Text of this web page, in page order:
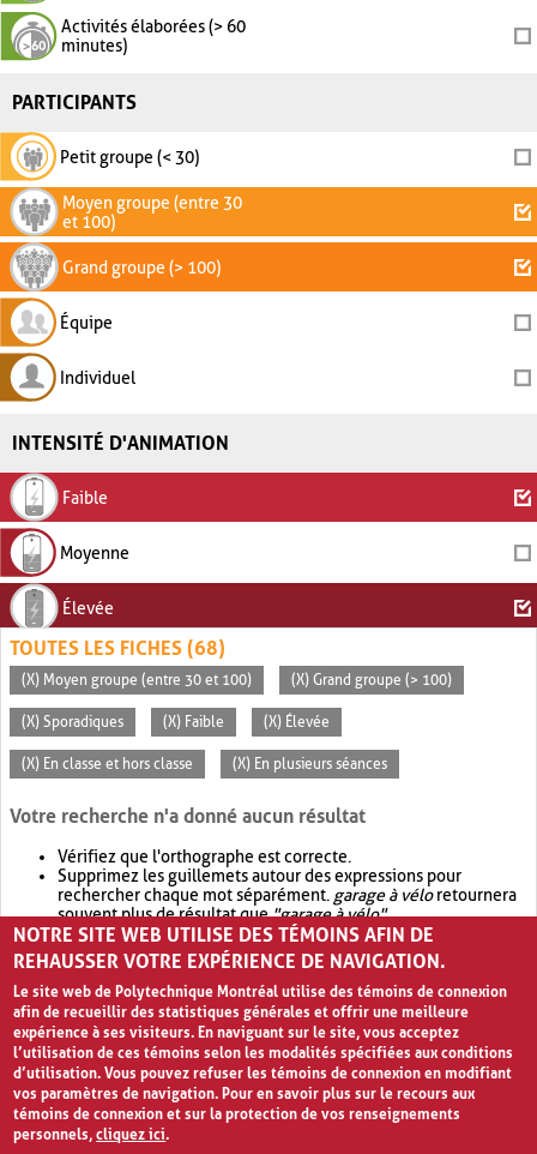
Activités élaborées (> 60
minutes)
PARTICIPANTS
Petit groupe (< 30)
Moyen groupe (entre 30
et 100)
Grand groupe (> 100)
Équipe
Individuel
INTENSITÉ D'ANIMATION
Faible
Moyenne
Élevée
TOUTES LES FICHES (68)
(X) Moyen groupe (entre 30 et 100) (X) Grand groupe (> 100)
(X) Sporadiques (X) Faible (X) Élevée
(X) En classe et hors classe (X) En plusieurs séances
Votre recherche n'a donné aucun résultat
Vérifiez que l'orthographe est correcte.
Supprimez les guillemets autour des expressions pour
rechercher chaque mot séparément. garage à véloretournera
souvent plus de résultat que"garage à vélo".
Envisagez d'élargir votre recherche avec OR.garage OR vélo
retournera souvent plus de résultat quegarage à vélo
NOTRE SITE WEB UTILISE DES TÉMOINS AFIN DE
REHAUSSER VOTRE EXPÉRIENCE DE NAVIGATION.
Le site web de Polytechnique Montréal utilise des témoins de connexion
afin de recueillir des statistiques générales et offrir une meilleure
expérience à ses visiteurs. En naviguant sur le site, vous acceptez
l’utilisation de ces témoins selon les modalités spécifiées aux conditions
d’utilisation. Vous pouvez refuser les témoins de connexion en modifiant
vos paramètres de navigation. Pour en savoir plus sur le recours aux
témoins de connexion et sur la protection de vos renseignements
personnels,cliquez ici.